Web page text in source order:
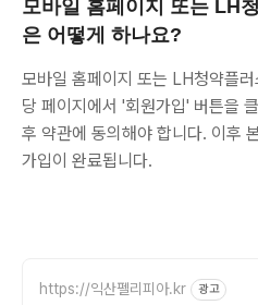
모바일 홈페이지 또는 LH
은 어떻게 하나요?
모바일 홈페이지 또는 LH청약플
당 페이지에서 '회원가입' 버튼을
후 약관에 동의해야 합니다. 이후
가입이 완료됩니다.
https://익산펠리피아.kr 광고